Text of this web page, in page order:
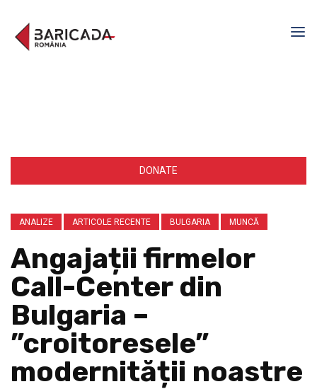
DONATE
ANALIZE ARTICOLE RECENTE BULGARIA MUNCĂ
Angajații firmelor
Call-Center din
Bulgaria –
”croitoresele”
modernității noastre